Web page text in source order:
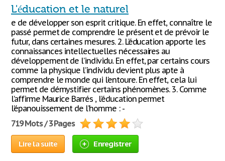
L'éducation et le naturel
e de développer son esprit critique. En effet, connaître le
passé permet de comprendre le présent et de prévoir le
futur, dans certaines mesures. 2. L’éducation apporte les
connaissances intellectuelles nécessaires au
développement de l’individu. En effet, par certains cours
comme la physique l’individu devient plus apte à
comprendre le monde qui l’entoure. En effet, cela lui
permet de démystifier certains phénomènes. 3. Comme
l’affirme Maurice Barrés , l’éducation permet
l’épanouissement de l’homme : -
719 Mots / 3 Pages
Lire la suite Enregistrer